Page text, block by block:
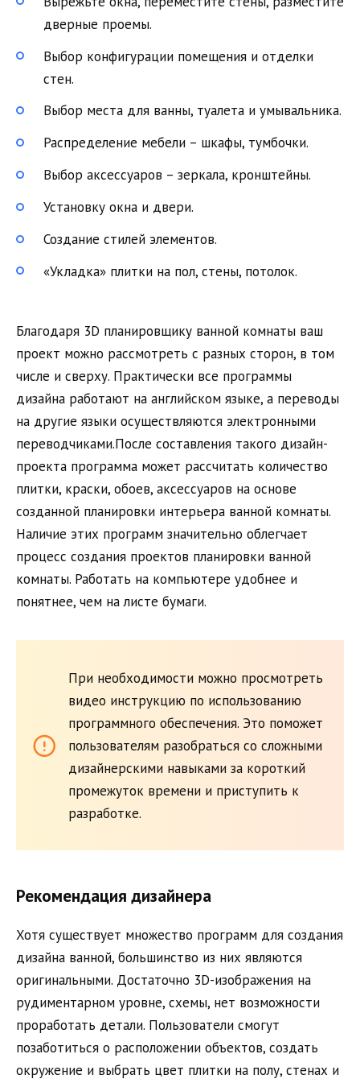
дверные проемы.
Выбор конфигурации помещения и отделки
стен.
Выбор места для ванны, туалета и умывальника.
Распределение мебели – шкафы, тумбочки.
Выбор аксессуаров – зеркала, кронштейны.
Установку окна и двери.
Создание стилей элементов.
«Укладка» плитки на пол, стены, потолок.
Благодаря 3D планировщику ванной комнаты ваш
проект можно рассмотреть с разных сторон, в том
числе и сверху. Практически все программы
дизайна работают на английском языке, а переводы
на другие языки осуществляются электронными
переводчиками.После составления такого дизайн-
проекта программа может рассчитать количество
плитки, краски, обоев, аксессуаров на основе
созданной планировки интерьера ванной комнаты.
Наличие этих программ значительно облегчает
процесс создания проектов планировки ванной
комнаты. Работать на компьютере удобнее и
понятнее, чем на листе бумаги.
При необходимости можно просмотреть
видео инструкцию по использованию
программного обеспечения. Это поможет
пользователям разобраться со сложными
дизайнерскими навыками за короткий
промежуток времени и приступить к
разработке.
Рекомендация дизайнера
Хотя существует множество программ для создания
дизайна ванной, большинство из них являются
оригинальными. Достаточно 3D-изображения на
рудиментарном уровне, схемы, нет возможности
проработать детали. Пользователи смогут
позаботиться о расположении объектов, создать
окружение и выбрать цвет плитки на полу, стенах и